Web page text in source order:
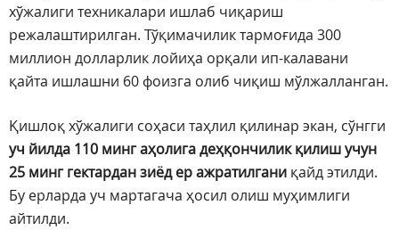
хўжалиги техникалари ишлаб чиқариш
режалаштирилган. Тўқимачилик тармоғида 300
миллион долларлик лойиҳа орқали ип-калавани
қайта ишлашни 60 фоизга олиб чиқиш мўлжалланган.
Қишлоқ хўжалиги соҳаси таҳлил қилинар экан, сўнгги
уч йилда 110 минг аҳолига деҳқончилик қилиш учун
25 минг гектардан зиёд ер ажратилгани қайд этилди.
Бу ерларда уч мартагача ҳосил олиш муҳимлиги
айтилди.